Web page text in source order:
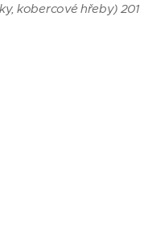
kobercové hřeby) 201